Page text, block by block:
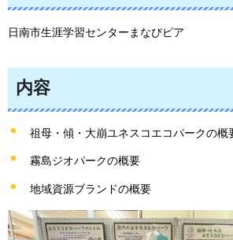
日南市生涯学習センターまなびピア
内容
祖母・傾・大崩ユネスコエコパークの概
霧島ジオパークの概要
地域資源ブランドの概要